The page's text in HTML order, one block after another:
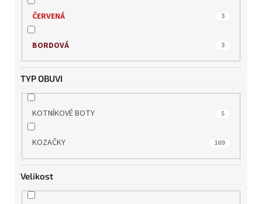
s.OLIVER 3
TAMARIS 34
WILD 5
ČERVENÁ 3
BORDOVÁ 3
TYP OBUVI
KOTNÍKOVÉ BOTY 5
KOZAČKY 169
Velikost